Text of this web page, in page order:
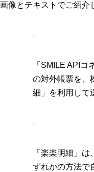
像とテキストでご紹介
「SMILE API
の対外帳票を、
細」を利用して
「楽楽明細」
ずれかの方法で